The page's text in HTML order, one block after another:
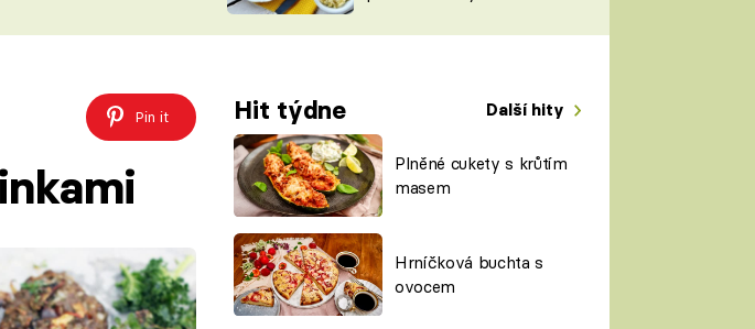
ŠÉFREDAKTORKY
ČASOPIS
Pin it Hit týdne Další hity
Plněné cukety s krůtím
masem
Hrníčková buchta s
ovocem